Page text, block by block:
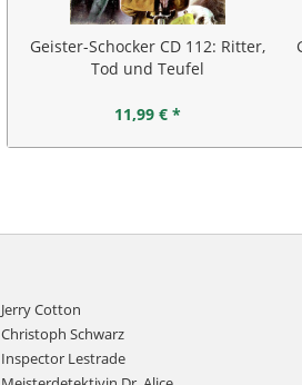
Geister-Schocker CD 112: Ritter,
Tod und Teufel
11,99 € *
Jerry Cotton
Christoph Schwarz
Inspector Lestrade